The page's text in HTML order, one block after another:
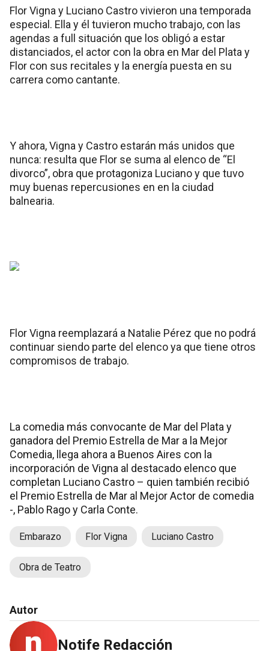
Flor Vigna y Luciano Castro vivieron una temporada
especial. Ella y él tuvieron mucho trabajo, con las
agendas a full situación que los obligó a estar
distanciados, el actor con la obra en Mar del Plata y
Flor con sus recitales y la energía puesta en su
carrera como cantante.
Y ahora, Vigna y Castro estarán más unidos que
nunca: resulta que Flor se suma al elenco de “El
divorco”, obra que protagoniza Luciano y que tuvo
muy buenas repercusiones en en la ciudad
balnearia.
Flor Vigna reemplazará a Natalie Pérez que no podrá
continuar siendo parte del elenco ya que tiene otros
compromisos de trabajo.
La comedia más convocante de Mar del Plata y
ganadora del Premio Estrella de Mar a la Mejor
Comedia, llega ahora a Buenos Aires con la
incorporación de Vigna al destacado elenco que
completan Luciano Castro – quien también recibió
el Premio Estrella de Mar al Mejor Actor de comedia
-, Pablo Rago y Carla Conte.
Embarazo Flor Vigna Luciano Castro
Obra de Teatro
Autor
Notife Redacción